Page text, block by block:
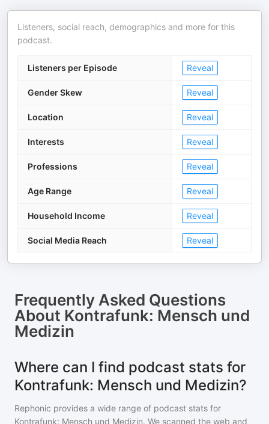
Listeners, social reach, demographics and more for this
podcast.
Listeners per Episode Reveal
Gender Skew Reveal
Location Reveal
Interests Reveal
Professions Reveal
Age Range Reveal
Household Income Reveal
Social Media Reach Reveal
Frequently Asked Questions
About Kontrafunk: Mensch und
Medizin
Where can I find podcast stats for
Kontrafunk: Mensch und Medizin?
Rephonic provides a wide range of podcast stats for
Kontrafunk: Mensch und Medizin. We scanned the web and